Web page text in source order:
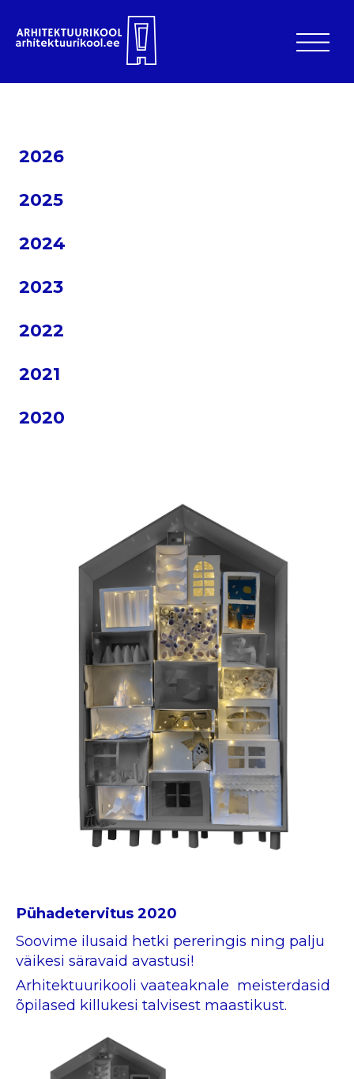
2026
2025
2024
2023
2022
2021
2020
Pühadetervitus 2020
Soovime ilusaid hetki pereringis ning palju
väikesi säravaid avastusi!
Arhitektuurikooli vaateaknale meisterdasid
õpilased killukesi talvisest maastikust.